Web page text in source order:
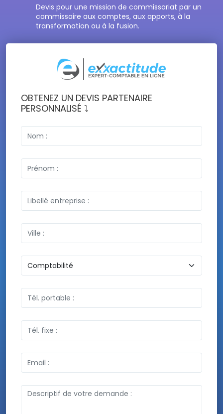
Devis pour une mission de commissariat par un
commissaire aux comptes, aux apports, à la
transformation ou à la fusion.
OBTENEZ UN DEVIS PARTENAIRE
PERSONNALISÉ ⤵️